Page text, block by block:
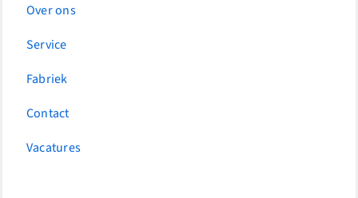
Over ons
Service
Fabriek
Contact
Vacatures